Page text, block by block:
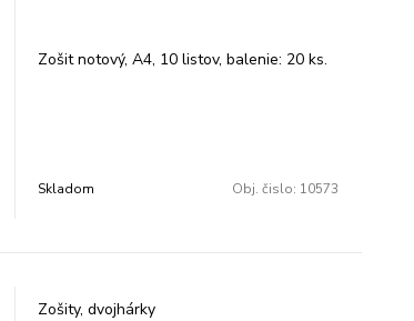
Zošit notový, A4, 10 listov, balenie: 20 ks.
Skladom Obj. čislo: 10573
Zošity, dvojhárky